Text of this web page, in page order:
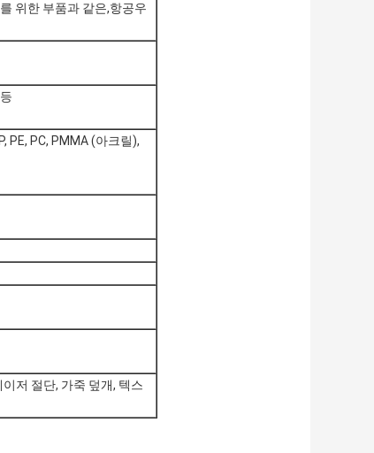
위한 부품과 같은,항공우
PE, PC, PMMA (아크릴),
저 절단, 가죽 덮개, 텍스